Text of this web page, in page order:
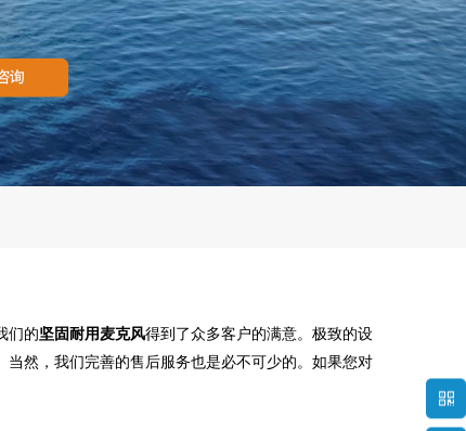
们的坚固耐用麦克风得到了众多客户的满意。极致的设
然，我们完善的售后服务也是必不可少的。如果您对